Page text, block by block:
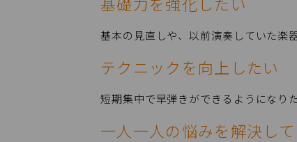
基本の見直しや、以前演奏していた楽
テクニックを向上したい
短期集中で早弾きができるようになり
一人一人の悩みを解決し